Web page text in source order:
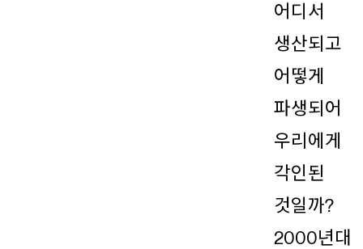
어디서
생산되고
어떻게
파생되어
우리에게
각인된
것일까?
2000년대